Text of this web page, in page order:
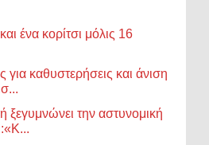
ένα κορίτσι μόλις 16
για καθυστερήσεις και άνιση
ξεγυμνώνει την αστυνομική
:«Κ...